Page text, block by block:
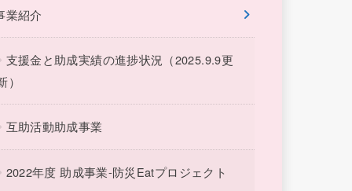
業紹介
支援金と助成実績の進捗状況（2025.9.9更
）
互助活動助成事業
2022年度 助成事業-防災Eatプロジェクト